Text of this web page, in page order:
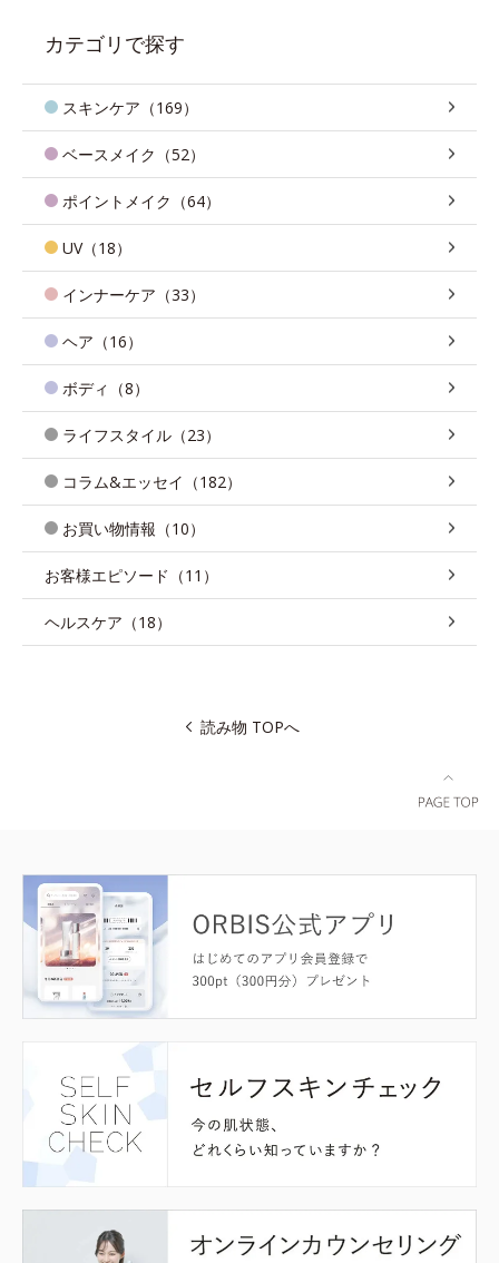
カテゴリで探す
スキンケア（169）
ベースメイク（52）
ポイントメイク（64）
UV（18）
インナーケア（33）
ヘア（16）
ボディ（8）
ライフスタイル（23）
コラム&エッセイ（182）
お買い物情報（10）
お客様エピソード（11）
ヘルスケア（18）
読み物 TOPへ